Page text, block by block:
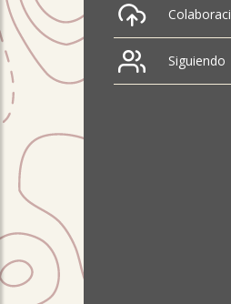
Siguiendo